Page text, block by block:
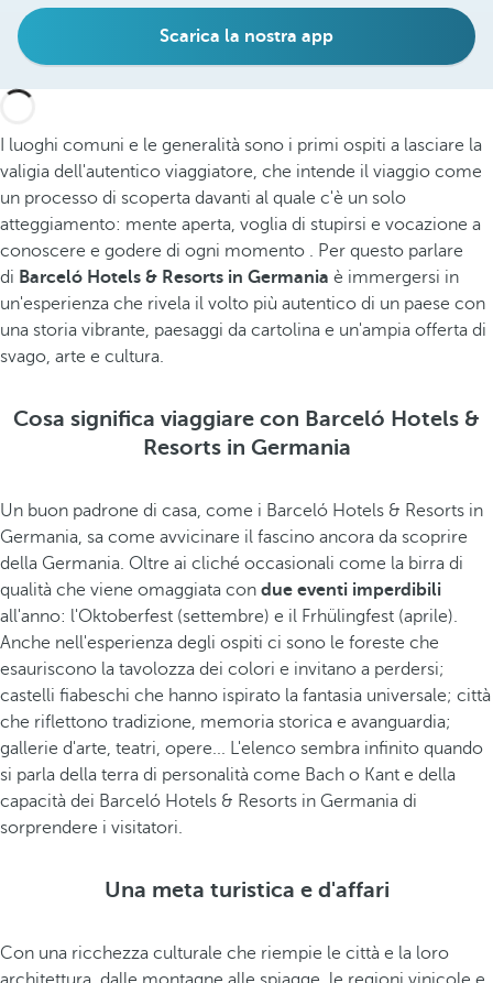
Scarica la nostra app
I luoghi comuni e le generalità sono i primi ospiti a lasciare la
valigia dell'autentico viaggiatore, che intende il viaggio come
un processo di scoperta davanti al quale c'è un solo
atteggiamento: mente aperta, voglia di stupirsi e vocazione a
conoscere e godere di ogni momento . Per questo parlare
di Barceló Hotels & Resorts in Germania è immergersi in
un'esperienza che rivela il volto più autentico di un paese con
una storia vibrante, paesaggi da cartolina e un'ampia offerta di
svago, arte e cultura.
Cosa significa viaggiare con Barceló Hotels &
Resorts in Germania
Un buon padrone di casa, come i Barceló Hotels & Resorts in
Germania, sa come avvicinare il fascino ancora da scoprire
della Germania. Oltre ai cliché occasionali come la birra di
qualità che viene omaggiata con due eventi imperdibili
all'anno: l'Oktoberfest (settembre) e il Frhülingfest (aprile).
Anche nell'esperienza degli ospiti ci sono le foreste che
esauriscono la tavolozza dei colori e invitano a perdersi;
castelli fiabeschi che hanno ispirato la fantasia universale; città
che riflettono tradizione, memoria storica e avanguardia;
gallerie d'arte, teatri, opere... L'elenco sembra infinito quando
si parla della terra di personalità come Bach o Kant e della
capacità dei Barceló Hotels & Resorts in Germania di
sorprendere i visitatori.
Una meta turistica e d'affari
Con una ricchezza culturale che riempie le città e la loro